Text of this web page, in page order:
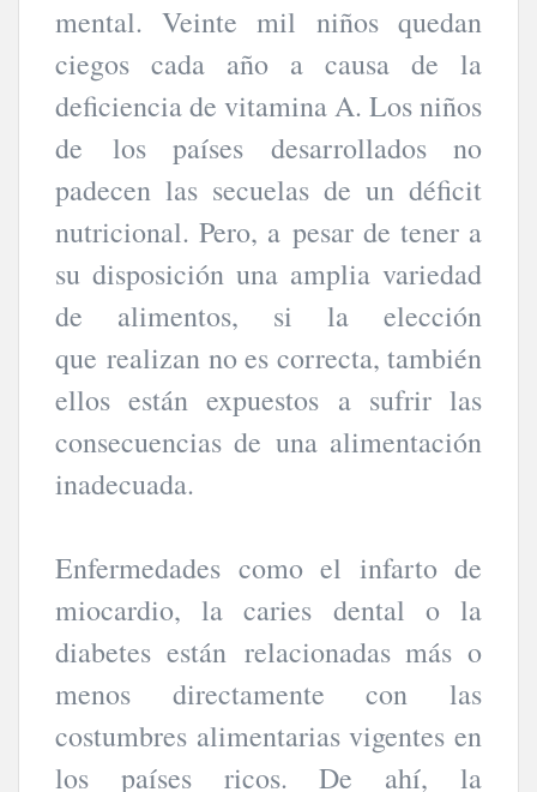
mental. Veinte mil niños quedan
ciegos cada año a causa de la
deficiencia de vitamina A. Los niños
de los países desarrollados no
padecen las secuelas de un déficit
nutricional. Pero, a pesar de tener a
su disposición una amplia variedad
de alimentos, si la elección
que realizan no es correcta, también
ellos están expuestos a sufrir las
consecuencias de una alimentación
inadecuada.
Enfermedades como el infarto de
miocardio, la caries dental o la
diabetes están relacionadas más o
menos directamente con las
costumbres alimentarias vigentes en
los países ricos. De ahí, la